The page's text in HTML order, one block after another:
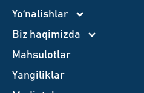
Yo‘nalishlar
Biz haqimizda
Mahsulotlar
Yangiliklar